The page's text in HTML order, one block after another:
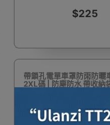
$225
帶鎖孔電單車罩防雨防曬
2XL碼 | 防塵防水 帶收納